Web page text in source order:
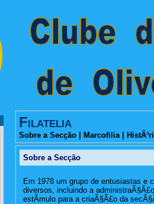
Filatelia
Sobre a Secção Marcofilia|
Sobre a Secção
Em 1978 um grupo de entusiastas e
diversos, incluindo a
estÃ­mulo para a criaÃ§Ã£o da